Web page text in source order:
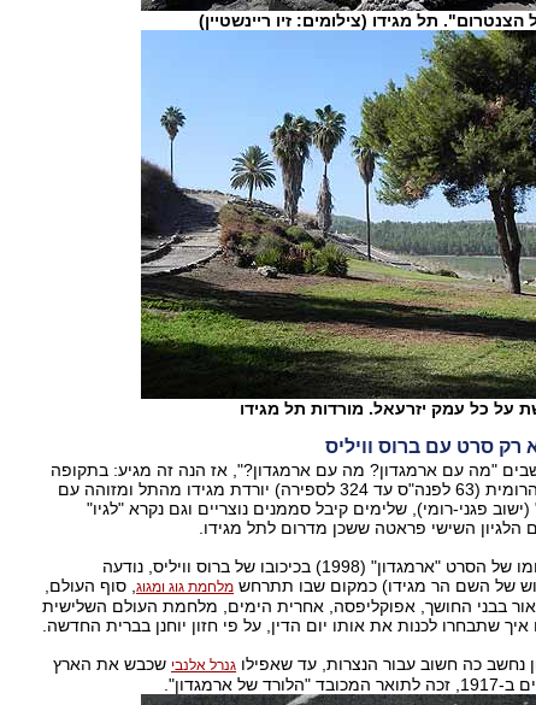
תל מגידו (צילומים: זיו ריינשטיין)
על כל עמק יזרעאל. מורדות תל מגידו
רק סרט עם ברוס וויליס
"מה עם ארמגדון? מה עם ארמגדון?", אז הנה זה מגיע: בתקופה
המשנאית או הרומית (63 לפנה"ס עד 324 לספירה) יורדת מגידו מהתל ומזוהה עם
(ישוב פגני-רומי), שלימים קיבל סממנים נוצריים וגם נקרא "לגיו"
עוד לפני פרסומו של הסרט "ארמגדון" (1998) בכיכובו של ברוס וויליס, נודעה
של השם הר מגידו) כמקום שבו תתרחש מלחמת גוג ומגוג, סוף העולם,
בבני החושך, אפוקליפסה, אחרית הימים, מלחמת העולם השלישית
איך שתבחרו לכנות את אותו יום הדין, על פי חזון יוחנן בברית החדשה.
נחשב כה חשוב עבור הנצרות, עד שאפילו גנרל אלנבי שכבש את הארץ
של ארמגדון".